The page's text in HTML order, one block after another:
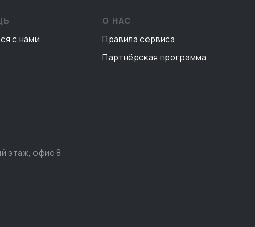
с нами
этаж, офис 8
О НАС
Правила сервиса
Партнёрская программа